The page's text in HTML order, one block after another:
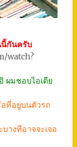
กันครับ
watch?
ผมชอบไอเดีย
ที่อยู่บนตัวรถ
างทีอาจจะเจอ